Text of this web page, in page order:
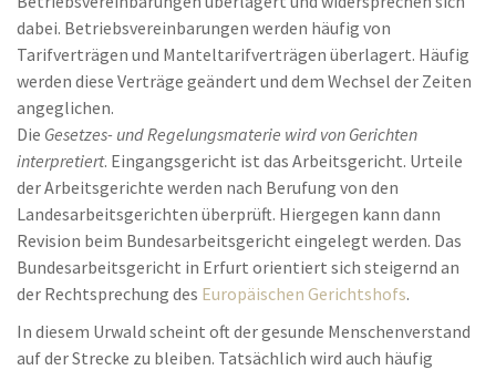
dabei. Betriebsvereinbarungen werden häufig von
Tarifverträgen und Manteltarifverträgen überlagert. Häufig
werden diese Verträge geändert und dem Wechsel der Zeiten
angeglichen.
Die Gesetzes- und Regelungsmaterie wird von Gerichten
interpretiert. Eingangsgericht ist das Arbeitsgericht. Urteile
der Arbeitsgerichte werden nach Berufung von den
Landesarbeitsgerichten überprüft. Hiergegen kann dann
Revision beim Bundesarbeitsgericht eingelegt werden. Das
Bundesarbeitsgericht in Erfurt orientiert sich steigernd an
der Rechtsprechung des Europäischen Gerichtshofs.
In diesem Urwald scheint oft der gesunde Menschenverstand
auf der Strecke zu bleiben. Tatsächlich wird auch häufig